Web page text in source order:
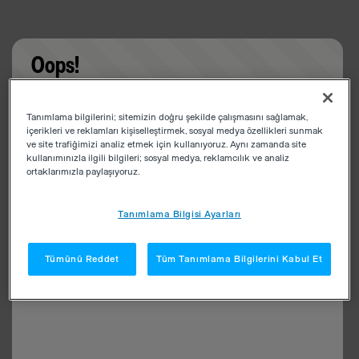
Oops!
app
Tanımlama bilgilerini; sitemizin doğru şekilde çalışmasını sağlamak,
içerikleri ve reklamları kişiselleştirmek, sosyal medya özellikleri sunmak
ve site trafiğimizi analiz etmek için kullanıyoruz. Aynı zamanda site
kullanımınızla ilgili bilgileri; sosyal medya, reklamcılık ve analiz
ortaklarımızla paylaşıyoruz.
Tanımlama Bilgisi Ayarları
Tümünü Reddet Tüm Tanımlama Bilgilerini Kabul Et